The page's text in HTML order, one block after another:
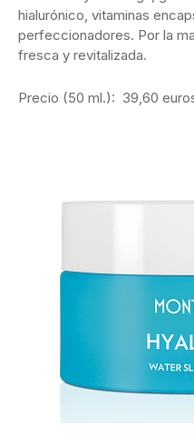
hialurónico, vitaminas
perfeccionadores. Por la
fresca y revitalizada.
Precio (50 ml.): 39,60